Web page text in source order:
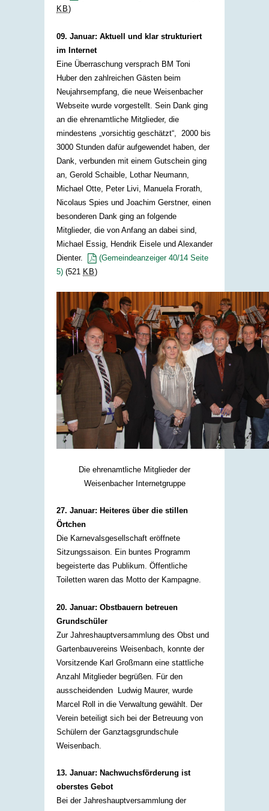
KB)
09. Januar: Aktuell und klar strukturiert
im Internet
Eine Überraschung versprach BM Toni
Huber den zahlreichen Gästen beim
Neujahrsempfang, die neue Weisenbacher
Webseite wurde vorgestellt. Sein Dank ging
an die ehrenamtliche Mitglieder, die
mindestens „vorsichtig geschätzt“, 2000 bis
3000 Stunden dafür aufgewendet haben, der
Dank, verbunden mit einem Gutschein ging
an, Gerold Schaible, Lothar Neumann,
Michael Otte, Peter Livi, Manuela Frorath,
Nicolaus Spies und Joachim Gerstner, einen
besonderen Dank ging an folgende
Mitglieder, die von Anfang an dabei sind,
Michael Essig, Hendrik Eisele und Alexander
Dienter.
(Gemeindeanzeiger 40/14 Seite
5) (521 KB)
Die ehrenamtliche Mitglieder der
Weisenbacher Internetgruppe
27. Januar: Heiteres über die stillen
Örtchen
Die Karnevalsgesellschaft eröffnete
Sitzungssaison. Ein buntes Programm
begeisterte das Publikum. Öffentliche
Toiletten waren das Motto der Kampagne.​
20. Januar: Obstbauern betreuen
Grundschüler
Zur Jahreshauptversammlung des Obst und
Gartenbauvereins Weisenbach, konnte der
Vorsitzende Karl Großmann eine stattliche
Anzahl Mitglieder begrüßen. Für den
ausscheidenden Ludwig Maurer, wurde
Marcel Roll in die Verwaltung gewählt. Der
Verein beteiligt sich bei der Betreuung von
Schülern der Ganztagsgrundschule
Weisenbach. ​
13. Januar: Nachwuchsförderung ist
oberstes Gebot
Bei der Jahreshauptversammlung der